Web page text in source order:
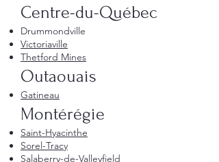
Centre-du-Québec
Drummondville
Victoriaville
Thetford Mines
Outaouais
Gatineau
Montérégie
Saint-Hyacinthe
Sorel-Tracy
Salaberry-de-Valleyfield